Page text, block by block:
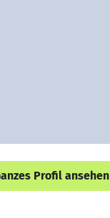
Profil ansehen